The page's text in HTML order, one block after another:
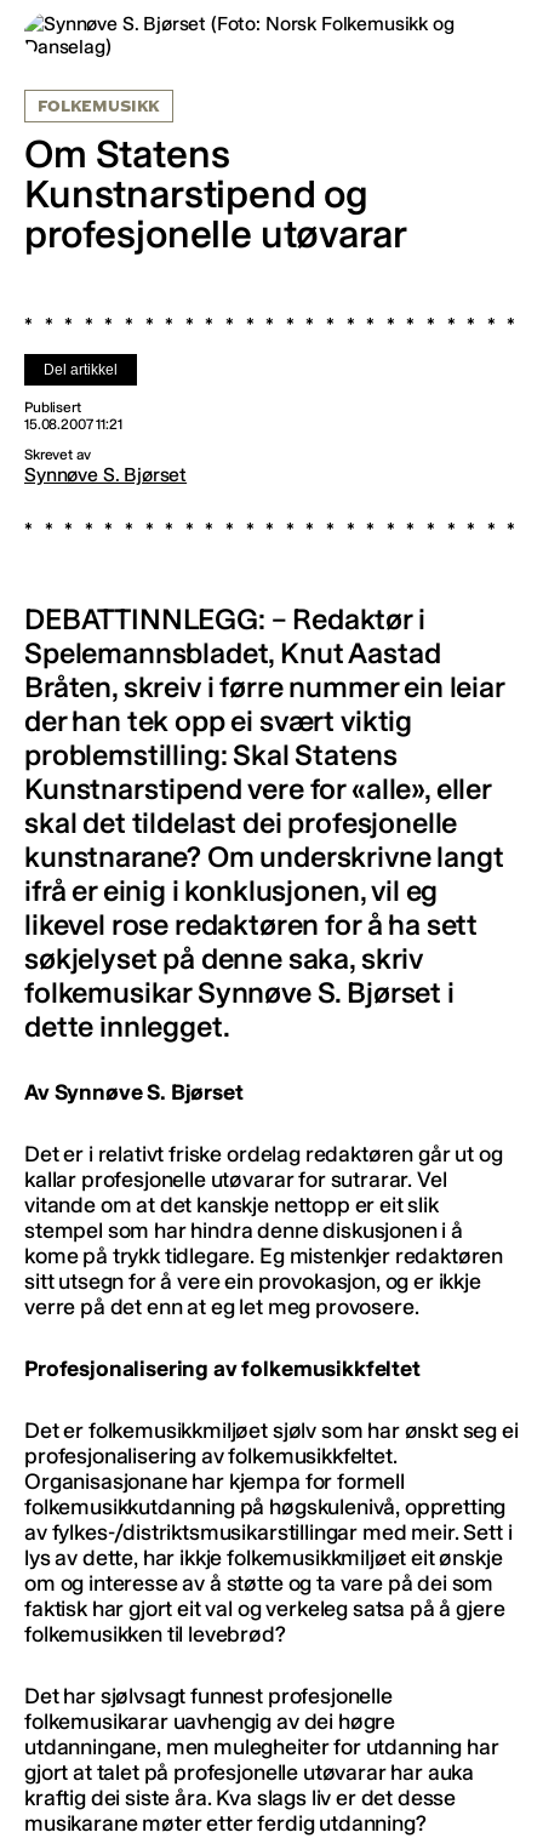
FOLKEMUSIKK
Om Statens
Kunstnarstipend og
profesjonelle utøvarar
Del artikkel
Publisert
15.08.2007 11:21
Skrevet av
Synnøve S. Bjørset
DEBATTINNLEGG: – Redaktør i
Spelemannsbladet, Knut Aastad
Bråten, skreiv i førre nummer ein leiar
der han tek opp ei svært viktig
problemstilling: Skal Statens
Kunstnarstipend vere for «alle», eller
skal det tildelast dei profesjonelle
kunstnarane? Om underskrivne langt
ifrå er einig i konklusjonen, vil eg
likevel rose redaktøren for å ha sett
søkjelyset på denne saka, skriv
folkemusikar Synnøve S. Bjørset i
dette innlegget.
Av Synnøve S. Bjørset
Det er i relativt friske ordelag redaktøren går ut og
kallar profesjonelle utøvarar for sutrarar. Vel
vitande om at det kanskje nettopp er eit slik
stempel som har hindra denne diskusjonen i å
kome på trykk tidlegare. Eg mistenkjer redaktøren
sitt utsegn for å vere ein provokasjon, og er ikkje
verre på det enn at eg let meg provosere.
Profesjonalisering av folkemusikkfeltet
Det er folkemusikkmiljøet sjølv som har ønskt seg ei
profesjonalisering av folkemusikkfeltet.
Organisasjonane har kjempa for formell
folkemusikkutdanning på høgskulenivå, oppretting
av fylkes-/distriktsmusikarstillingar med meir. Sett i
lys av dette, har ikkje folkemusikkmiljøet eit ønskje
om og interesse av å støtte og ta vare på dei som
faktisk har gjort eit val og verkeleg satsa på å gjere
folkemusikken til levebrød?
Det har sjølvsagt funnest profesjonelle
folkemusikarar uavhengig av dei høgre
utdanningane, men mulegheiter for utdanning har
gjort at talet på profesjonelle utøvarar har auka
kraftig dei siste åra. Kva slags liv er det desse
musikarane møter etter ferdig utdanning?